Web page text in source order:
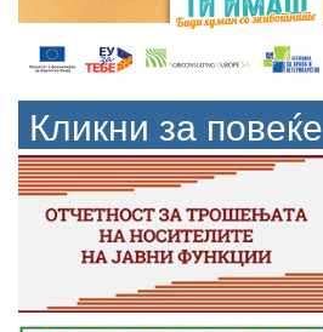
Кликни за повеќе